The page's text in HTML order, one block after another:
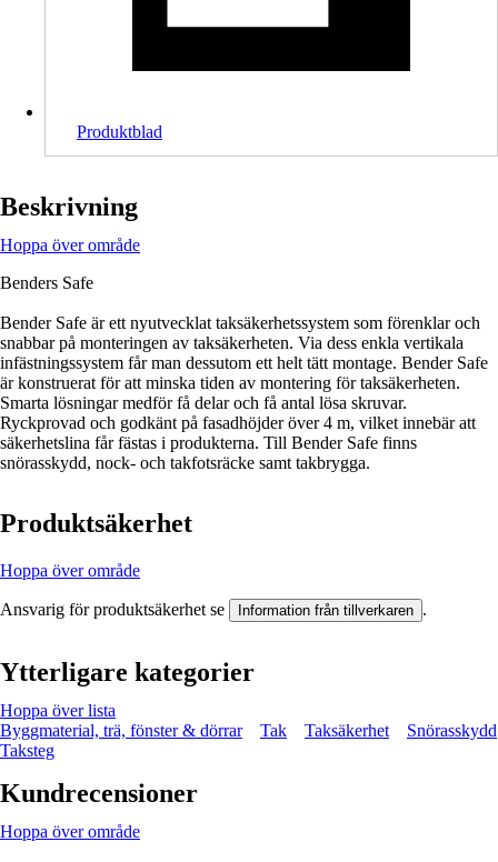
Produktblad
Beskrivning
Hoppa över område
Benders Safe
Bender Safe är ett nyutvecklat taksäkerhetssystem som förenklar och
snabbar på monteringen av taksäkerheten. Via dess enkla vertikala
infästningssystem får man dessutom ett helt tätt montage. Bender Safe
är konstruerat för att minska tiden av montering för taksäkerheten.
Smarta lösningar medför få delar och få antal lösa skruvar.
Ryckprovad och godkänt på fasadhöjder över 4 m, vilket innebär att
säkerhetslina får fästas i produkterna. Till Bender Safe finns
snörasskydd, nock- och takfotsräcke samt takbrygga.
Produktsäkerhet
Hoppa över område
Ansvarig för produktsäkerhet se Information från tillverkaren .
Ytterligare kategorier
Hoppa över lista
Byggmaterial, trä, fönster & dörrar
Tak Taksäkerhet
Snörasskydd
Taksteg
Kundrecensioner
Hoppa över område